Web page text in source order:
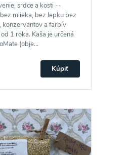
srdce a kosti --
mlieka, bez lepku bez
konzervantov a farbív
1 roka. Kaša je určená
(obje...
Kúpiť